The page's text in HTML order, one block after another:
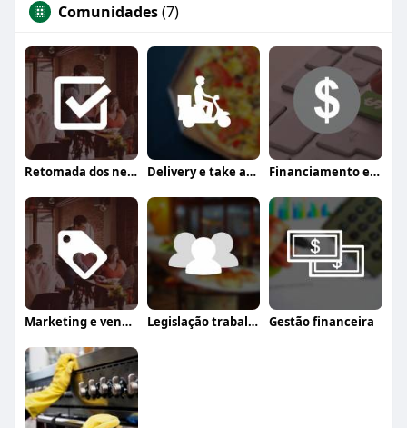
Comunidades(7)
Retomada dos negócios Delivery e take away Financiamento e crédito
Marketing e vendas Legislação trabalhista Gestão financeira